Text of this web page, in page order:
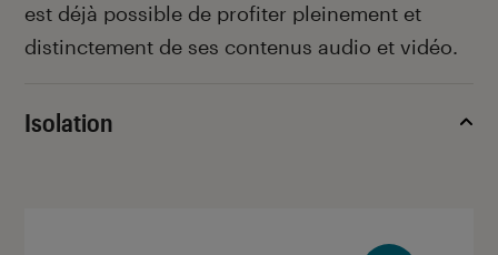
est déjà possible de profiter pleinement et
distinctement de ses contenus audio et vidéo.
Isolation